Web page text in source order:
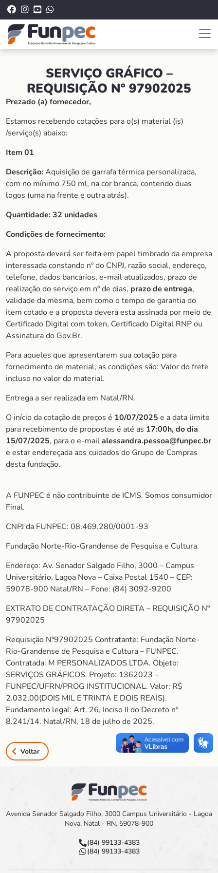
SERVIÇO GRÁFICO –
REQUISIÇÃO Nº 97902025
Prezado (a) fornecedor,
Estamos recebendo cotações para o(s) material (is)
/serviço(s) abaixo:
Item 01
Descrição:Aquisição de garrafa térmica personalizada,
com no mínimo 750 ml, na cor branca, contendo duas
logos (uma na frente e outra atrás).
Quantidade: 32 unidades
Condições de fornecimento:
A proposta deverá ser feita em papel timbrado da empresa
interessada constando nº do CNPJ, razão social, endereço,
telefone, dados bancários, e-mail atualizados, prazo de
realização do serviço em nº de dias, prazo de entrega,
validade da mesma, bem como o tempo de garantia do
item cotado e a proposta deverá esta assinada por meio de
Certificado Digital com token, Certificado Digital RNP ou
Assinatura do Gov.Br.
Para aqueles que apresentarem sua cotação para
fornecimento de material, as condições são: Valor do frete
incluso no valor do material.
Entrega a ser realizada em Natal/RN.
O início da cotação de preços é 10/07/2025 e a data limite
para recebimento de propostas é até as 17:00h, do dia
15/07/2025, para o e-mailalessandra.pessoa@funpec.br
e estar endereçada aos cuidados do Grupo de Compras
desta fundação.
A FUNPEC é não contribuinte de ICMS. Somos consumidor
Final.
CNPJ da FUNPEC: 08.469.280/0001-93
Fundação Norte-Rio-Grandense de Pesquisa e Cultura.
Endereço: Av. Senador Salgado Filho, 3000 – Campus
Universitário, Lagoa Nova – Caixa Postal 1540 – CEP:
59078-900 Natal/RN – Fone: (84) 3092-9200
EXTRATO DE CONTRATAÇÃO DIRETA – REQUISIÇÃO Nº
97902025
Requisição Nº97902025 Contratante: Fundação Norte-
Rio-Grandense de Pesquisa e Cultura – FUNPEC.
Contratada: M PERSONALIZADOS LTDA. Objeto:
SERVIÇOS GRÁFICOS. Projeto: 1362023 –
FUNPEC/UFRN/PROG INSTITUCIONAL. Valor: R$
2.032,00(DOIS MIL E TRINTA E DOIS REAIS).
Fundamento legal: Art. 26, Inciso II do Decreto nº
8.241/14. Natal/RN, 18 de julho de 2025.
Voltar
Avenida Senador Salgado Filho, 3000 Campus Universitário - Lagoa
Nova, Natal - RN, 59078-900
(84) 99133-4383
(84) 99133-4383